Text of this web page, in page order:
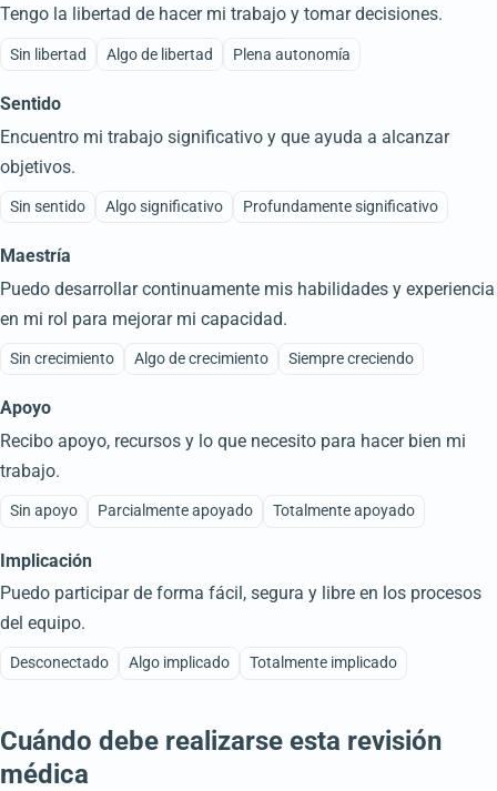
Tengo la libertad de hacer mi trabajo y tomar decisiones.
Sin libertad Algo de libertad Plena autonomía
Sentido
Encuentro mi trabajo significativo y que ayuda a alcanzar
objetivos.
Sin sentido Algo significativo Profundamente significativo
Maestría
Puedo desarrollar continuamente mis habilidades y experiencia
en mi rol para mejorar mi capacidad.
Sin crecimiento Algo de crecimiento Siempre creciendo
Apoyo
Recibo apoyo, recursos y lo que necesito para hacer bien mi
trabajo.
Sin apoyo Parcialmente apoyado Totalmente apoyado
Implicación
Puedo participar de forma fácil, segura y libre en los procesos
del equipo.
Desconectado Algo implicado Totalmente implicado
Cuándo debe realizarse esta revisión
médica